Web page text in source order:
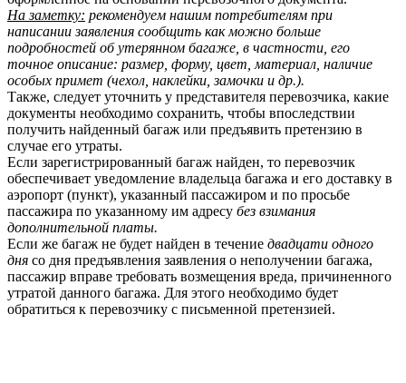
На заметку: рекомендуем нашим потребителям при
написании заявления сообщить как можно больше
подробностей об утерянном багаже, в частности, его
точное описание: размер, форму, цвет, материал, наличие
особых примет (чехол, наклейки, замочки и др.).
Также, следует уточнить у представителя перевозчика, какие
документы необходимо сохранить, чтобы впоследствии
получить найденный багаж или предъявить претензию в
случае его утраты.
Если зарегистрированный багаж найден, то перевозчик
обеспечивает уведомление владельца багажа и его доставку в
аэропорт (пункт), указанный пассажиром и по просьбе
пассажира по указанному им адресу без взимания
дополнительной платы.
Если же багаж не будет найден в течение двадцати одного
дня со дня предъявления заявления о неполучении багажа,
пассажир вправе требовать возмещения вреда, причиненного
утратой данного багажа. Для этого необходимо будет
обратиться к перевозчику с письменной претензией.